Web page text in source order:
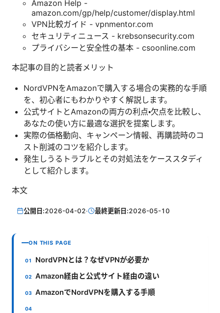
Amazon Help -
amazon.com/gp/help/customer/display.html
VPN比較ガイド - vpnmentor.com
セキュリティニュース - krebsonsecurity.com
プライバシーと安全性の基本 - csoonline.com
本記事の目的と読者メリット
NordVPNをAmazonで購入する場合の実務的な手順
を、初心者にもわかりやすく解説します。
公式サイトとAmazonの両方の利点・欠点を比較し、
あなたの使い方に最適な選択を提案します。
実際の価格動向、キャンペーン情報、再購読時のコ
スト削減のコツを紹介します。
発生しうるトラブルとその対処法をケーススタディ
として紹介します。
本文
公開日:2026-04-02· 最終更新日:2026-05-10
ON THIS PAGE
NordVPNとは？なぜVPNが必要か
Amazon経由と公式サイト経由の違い
AmazonでNordVPNを購入する手順